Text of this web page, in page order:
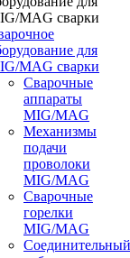
для
MAG сварки
Сварочные
аппараты
MIG/MAG
Механизмы
подачи
проволоки
MIG/MAG
Сварочные
горелки
MIG/MAG
Соединительный